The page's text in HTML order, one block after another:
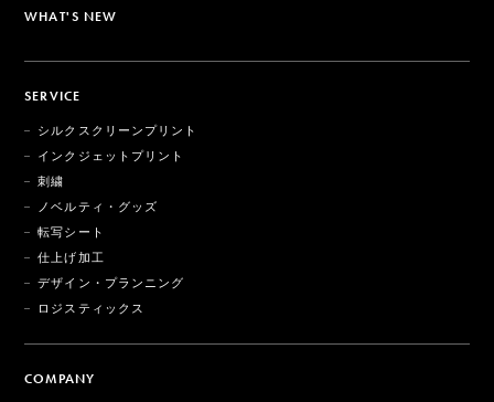
WHAT'S NEW
SERVICE
シルクスクリーンプリント
インクジェットプリント
刺繍
ノベルティ・グッズ
転写シート
仕上げ加工
デザイン・プランニング
ロジスティックス
COMPANY